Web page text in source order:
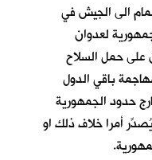
الى الجيش في
لعدوان
على حمل السلاح
باقي الدول
حدود الجمهورية
أمرا خلاف ذلك او